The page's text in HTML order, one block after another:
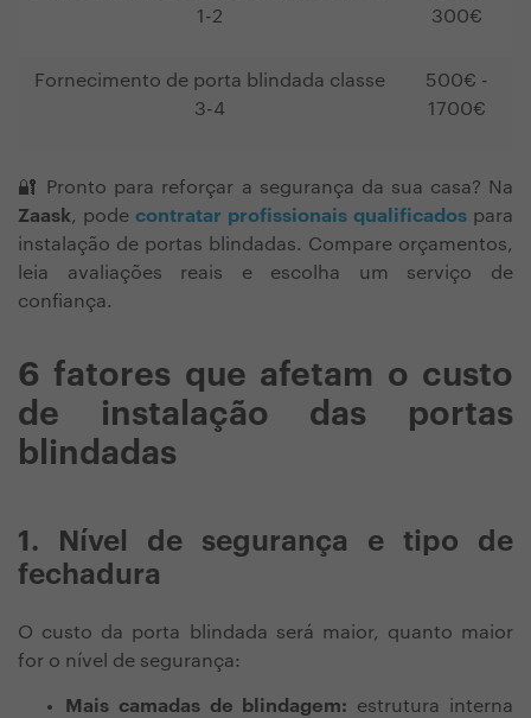
1-2
300€
Fornecimento de porta blindada classe
3-4
500€ -
1700€
🔐 Pronto para reforçar a segurança da sua casa? Na
Zaask, pode contratar profissionais qualificados para
instalação de portas blindadas. Compare orçamentos,
leia avaliações reais e escolha um serviço de
confiança.
6 fatores que afetam o custo
de instalação das portas
blindadas
1. Nível de segurança e tipo de
fechadura
O custo da porta blindada será maior, quanto maior
for o nível de segurança:
Mais camadas de blindagem: estrutura interna